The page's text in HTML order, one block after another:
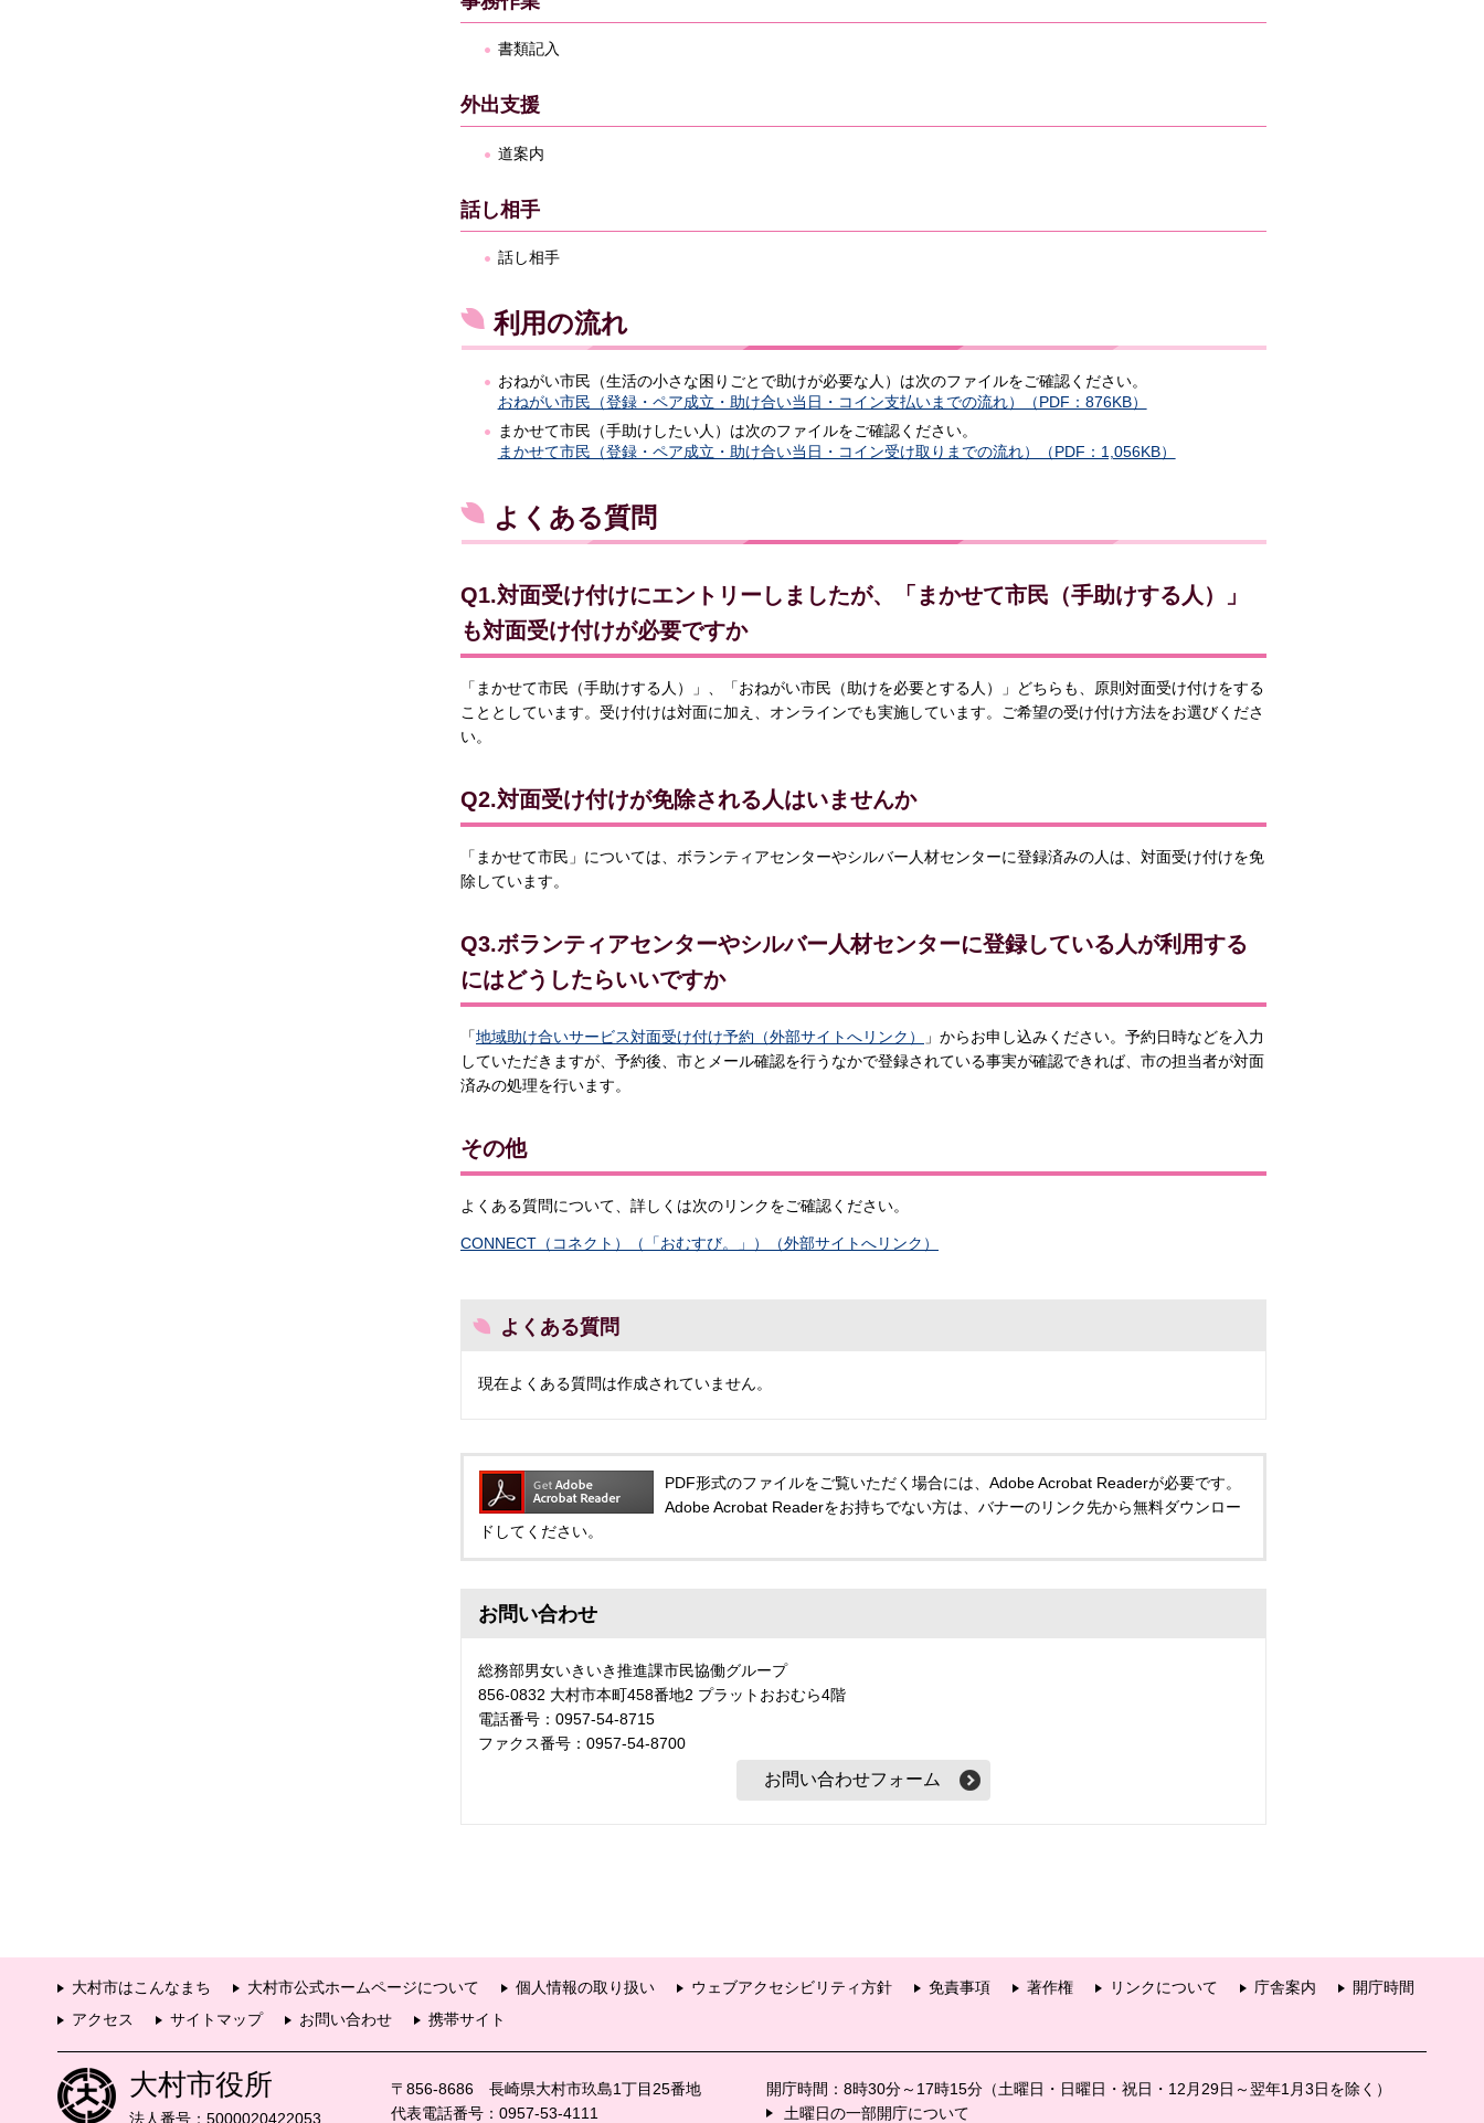
書類記入
外出支援
道案内
話し相手
話し相手
利用の流れ
おねがい市民（生活の小さな困りごとで助けが必要な人）は次のファイルをご確認ください。
おねがい市民（登録・ペア成立・助け合い当日・コイン支払いまでの流れ）（PDF：876KB）
まかせて市民（手助けしたい人）は次のファイルをご確認ください。
まかせて市民（登録・ペア成立・助け合い当日・コイン受け取りまでの流れ）（PDF：1,056KB）
よくある質問
Q1.対面受け付けにエントリーしましたが、「まかせて市民（手助けする人）」
も対面受け付けが必要ですか
「まかせて市民（手助けする人）」、「おねがい市民（助けを必要とする人）」どちらも、原則対面受け付けをする
こととしています。受け付けは対面に加え、オンラインでも実施しています。ご希望の受け付け方法をお選びくださ
い。
Q2.対面受け付けが免除される人はいませんか
「まかせて市民」については、ボランティアセンターやシルバー人材センターに登録済みの人は、対面受け付けを免
除しています。
Q3.ボランティアセンターやシルバー人材センターに登録している人が利用する
にはどうしたらいいですか
「地域助け合いサービス対面受け付け予約（外部サイトへリンク）
」からお申し込みください。予約日時などを入力
していただきますが、予約後、市とメール確認を行うなかで登録されている事実が確認できれば、市の担当者が対面
済みの処理を行います。
その他
よくある質問について、詳しくは次のリンクをご確認ください。
CONNECT（コネクト）（「おむすび。」）（外部サイトへリンク）
よくある質問
現在よくある質問は作成されていません。
PDF形式のファイルをご覧いただく場合には、Adobe Acrobat Readerが必要です。
Adobe Acrobat Readerをお持ちでない方は、バナーのリンク先から無料ダウンロー
ドしてください。
お問い合わせ
総務部男女いきいき推進課市民協働グループ
856-0832 大村市本町458番地2 プラットおおむら4階
電話番号：0957-54-8715
ファクス番号：0957-54-8700
大村市はこんなまち 大村市公式ホームページについて 個人情報の取り扱い ウェブアクセシビリティ方針 免責事項 著作権 リンクについて 庁舎案内
開庁時間
アクセス
サイトマップ お問い合わせ 携帯サイト
大村市役所
法人番号：5000020422053
〒856-8686 長崎県大村市玖島1丁目25番地
代表電話番号：0957-53-4111
開庁時間：8時30分～17時15分（土曜日・日曜日・祝日・12月29日～翌年1月3日を除く）
土曜日の一部開庁について